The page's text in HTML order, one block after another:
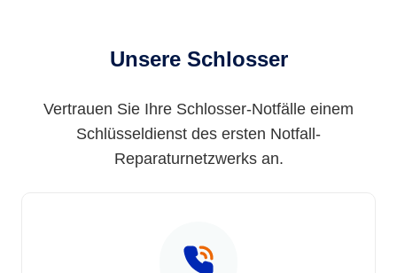
Unsere Schlosser
Vertrauen Sie Ihre Schlosser-Notfälle einem
Schlüsseldienst des ersten Notfall-
Reparaturnetzwerks an.